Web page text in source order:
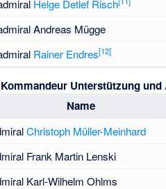
Helge Detlef Risch
Andreas Mügge
Rainer Endres[12]
Kommandeur Unterstützung
Name
Christoph Müller-Meinhard
Frank Martin Lenski
Karl-Wilhelm Ohlms